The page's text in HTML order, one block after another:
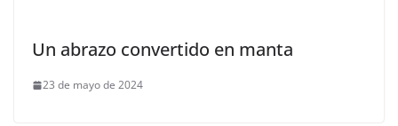
Un abrazo convertido en manta
23 de mayo de 2024